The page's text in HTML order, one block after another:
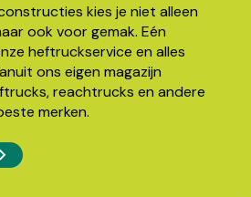
kies je niet alleen
ook voor gemak. Eén
heftruckservice en alles
ons eigen magazijn
reachtrucks en andere
merken.